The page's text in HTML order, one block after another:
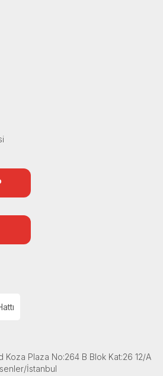
Koza Plaza No:264 B Blok Kat:26 12/A
İstanbul